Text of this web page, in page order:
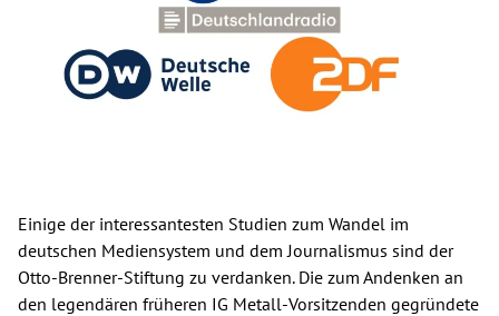
Einige der interessantesten Studien zum Wandel im
deutschen Mediensystem und dem Journalismus sind der
Otto-Brenner-Stiftung zu verdanken. Die zum Andenken an
den legendären früheren IG Metall-Vorsitzenden gegründete